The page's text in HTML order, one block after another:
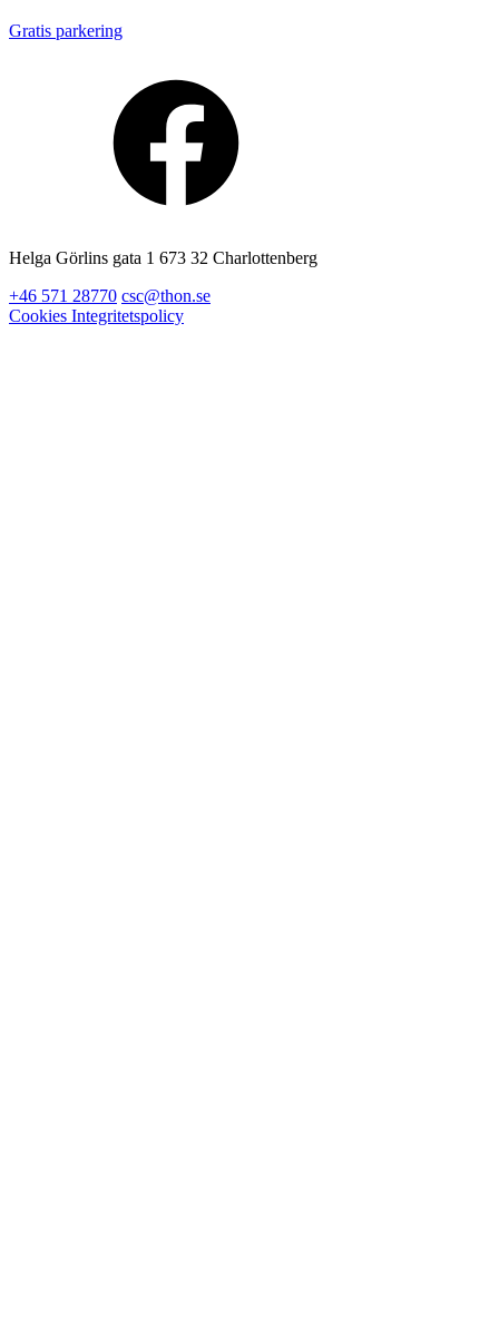
Gratis parkering
Helga Görlins gata 1 673 32 Charlottenberg
+46 571 28770 csc@thon.se
Cookies Integritetspolicy